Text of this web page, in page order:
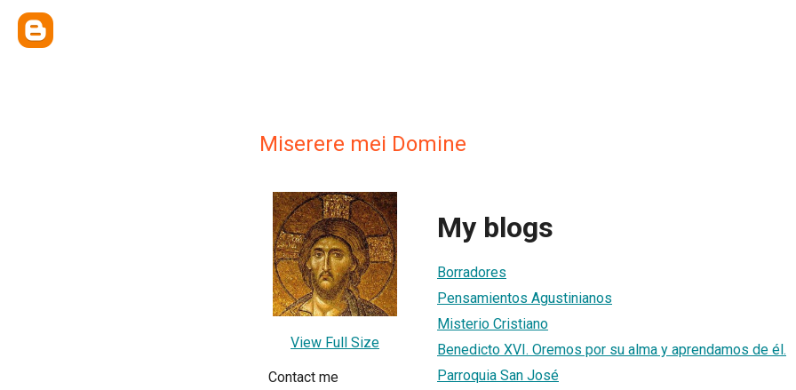
Miserere mei Domine
View Full Size
Contact me
My blogs
Borradores
Pensamientos Agustinianos
Misterio Cristiano
Benedicto XVI. Oremos por su alma y aprendamos de él.
Parroquia San José